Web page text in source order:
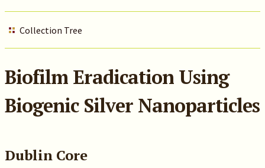
Collection Tree
Biofilm Eradication Using
Biogenic Silver Nanoparticles
Dublin Core